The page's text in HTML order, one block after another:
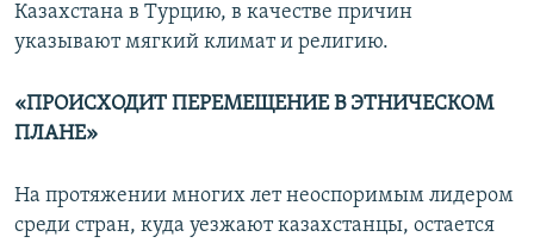
Казахстана в Турцию, в качестве причин
указывают мягкий климат и религию.
«ПРОИСХОДИТ ПЕРЕМЕЩЕНИЕ В ЭТНИЧЕСКОМ
ПЛАНЕ»
На протяжении многих лет неоспоримым лидером
среди стран, куда уезжают казахстанцы, остается